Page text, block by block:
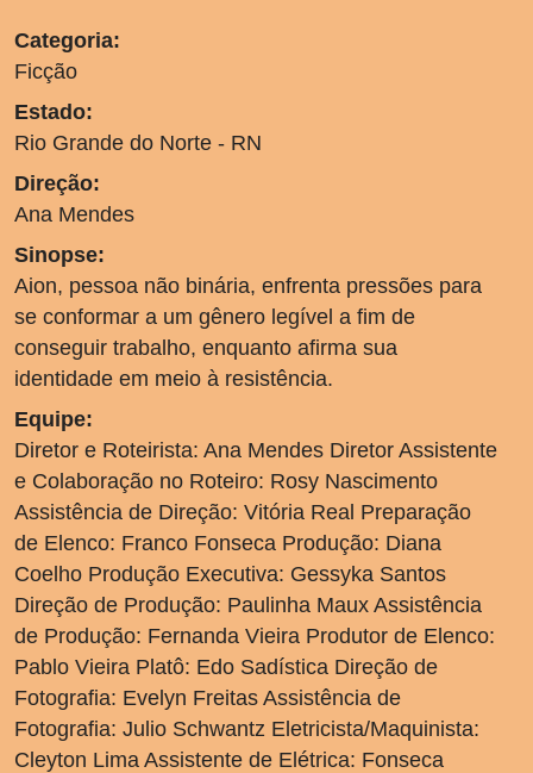
Categoria:
Ficção
Estado:
Rio Grande do Norte - RN
Direção:
Ana Mendes
Sinopse:
Aion, pessoa não binária, enfrenta pressões para
se conformar a um gênero legível a fim de
conseguir trabalho, enquanto afirma sua
identidade em meio à resistência.
Equipe:
Diretor e Roteirista: Ana Mendes Diretor Assistente
e Colaboração no Roteiro: Rosy Nascimento
Assistência de Direção: Vitória Real Preparação
de Elenco: Franco Fonseca Produção: Diana
Coelho Produção Executiva: Gessyka Santos
Direção de Produção: Paulinha Maux Assistência
de Produção: Fernanda Vieira Produtor de Elenco:
Pablo Vieira Platô: Edo Sadística Direção de
Fotografia: Evelyn Freitas Assistência de
Fotografia: Julio Schwantz Eletricista/Maquinista:
Cleyton Lima Assistente de Elétrica: Fonseca